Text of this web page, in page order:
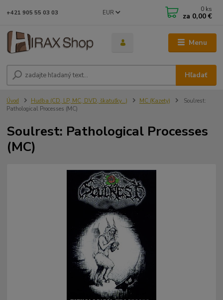
Menu
EUR
Hľadať
+421 905 55 03 03 0 ks
za 0,00 €
Úvod Hudba (CD, LP, MC, DVD, škatuľky...) MC (Kazety)
Soulrest:
Pathological Processes (MC)
Soulrest: Pathological Processes
(MC)